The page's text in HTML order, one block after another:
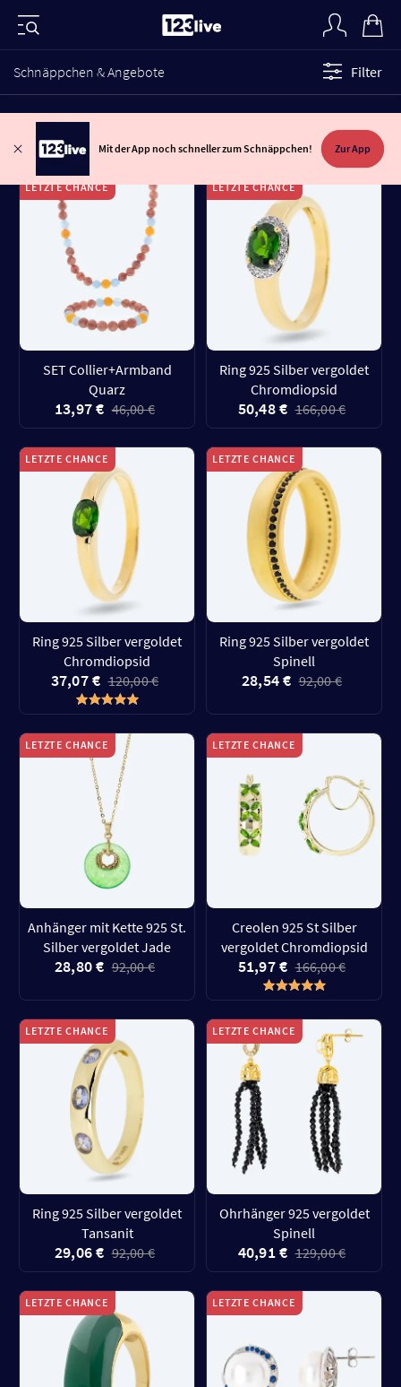
Schnäppchen & Angebote Filter
Mit der App noch schneller zum Schnäppchen! Zur App
LETZTE CHANCE
SET Collier+Armband
Quarz
13,97 € 46,00 €
LETZTE CHANCE
Ring 925 Silber vergoldet
Chromdiopsid
50,48 € 166,00 €
LETZTE CHANCE
Ring 925 Silber vergoldet
Chromdiopsid
37,07 € 120,00 €
LETZTE CHANCE
Ring 925 Silber vergoldet
Spinell
28,54 € 92,00 €
LETZTE CHANCE
Anhänger mit Kette 925 St.
Silber vergoldet Jade
28,80 € 92,00 €
LETZTE CHANCE
Creolen 925 St Silber
vergoldet Chromdiopsid
51,97 € 166,00 €
LETZTE CHANCE
Ring 925 Silber vergoldet
Tansanit
29,06 € 92,00 €
LETZTE CHANCE
Ohrhänger 925 vergoldet
Spinell
40,91 € 129,00 €
LETZTE CHANCE LETZTE CHANCE